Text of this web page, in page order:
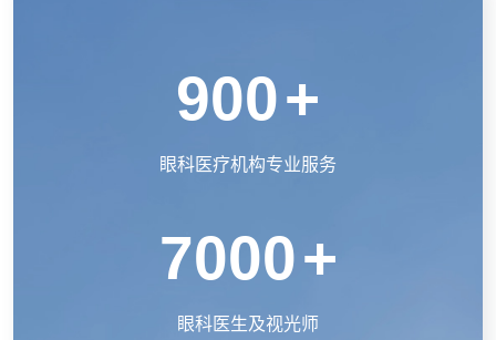
900+
眼科医疗机构专业服务
7000+
眼科医生及视光师